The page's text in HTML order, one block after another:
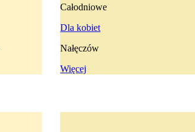
Całodniowe
Dla kobiet
Nałęczów
Więcej